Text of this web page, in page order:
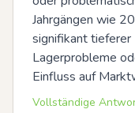
Jahrgängen wie
signifikant tieferer
Lagerprobleme
Einfluss auf
Vollständige